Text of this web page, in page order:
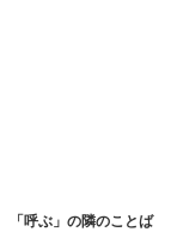
「呼ぶ」の隣のことば